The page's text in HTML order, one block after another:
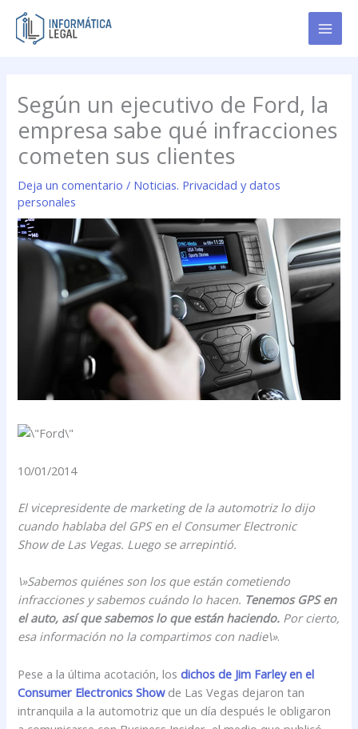
contenido
Según un ejecutivo de Ford, la
empresa sabe qué infracciones
cometen sus clientes
Deja un comentario / Noticias. Privacidad y datos
personales
10/01/2014
El vicepresidente de marketing de la automotriz lo dijo
cuando hablaba del GPS en el Consumer Electronic
Show de Las Vegas. Luego se arrepintió.
\»Sabemos quiénes son los que están cometiendo
infracciones y sabemos cuándo lo hacen. Tenemos GPS en
el auto, así que sabemos lo que están haciendo. Por cierto,
esa información no la compartimos con nadie\».
Pese a la última acotación, losdichos de Jim Farley en el
Consumer Electronics Showde Las Vegas dejaron tan
intranquila a la automotriz que un día después le obligaron